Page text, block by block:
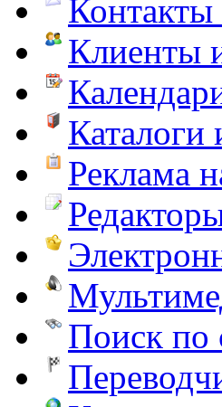
Контакты
Клиенты
Реклама
Поиск по